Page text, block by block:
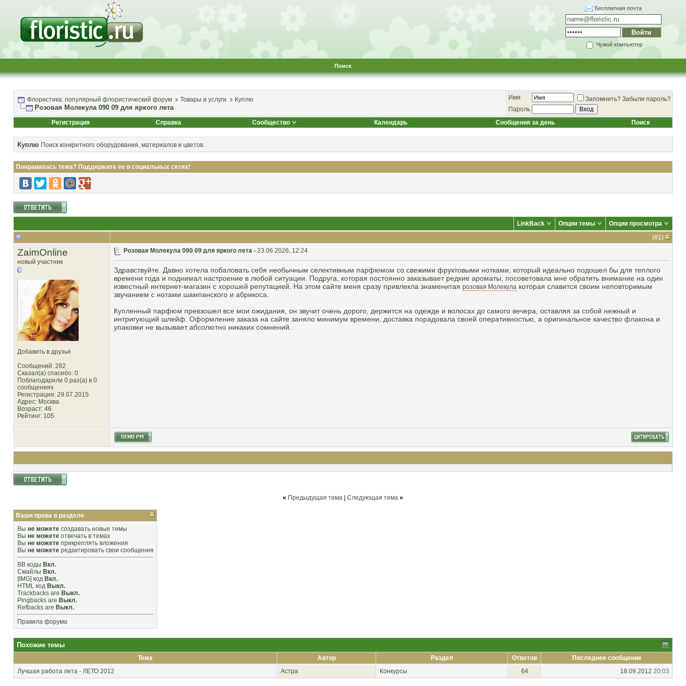
Бесплатная почта
Чужой компьютер
Поиск
Флористика: популярный флористический форум Товары и услуги Куплю
Розовая Молекула 090 09 для яркого лета
Имя Запомнить? Забыли пароль?
Пароль
Регистрация
Справка Сообщество Календарь Сообщения за день Поиск
Куплю Поиск конкретного оборудования, материалов и цветов.
Понравилась тема? Поддержите ее в социальных сетях!
LinkBack Опции темы
Опции просмотра
(#1)
ZaimOnline
новый участник
Добавить в друзья
Сообщений: 282
Сказал(а) спасибо: 0
Поблагодарили 0 раз(а) в 0
сообщениях
Регистрация: 29.07.2015
Адрес: Москва
Возраст: 46
Рейтинг: 105
Розовая Молекула 090 09 для яркого лета - 23.06.2026, 12:24
Здравствуйте. Давно хотела побаловать себя необычным селективным парфюмом со свежими фруктовыми нотками, который идеально подошел бы для теплого
времени года и поднимал настроение в любой ситуации. Подруга, которая постоянно заказывает редкие ароматы, посоветовала мне обратить внимание на один
известный интернет-магазин с хорошей репутацией. На этом сайте меня сразу привлекла знаменитая розовая Молекула которая славится своим неповторимым
звучанием с нотами шампанского и абрикоса.
Купленный парфюм превзошел все мои ожидания, он звучит очень дорого, держится на одежде и волосах до самого вечера, оставляя за собой нежный и
интригующий шлейф. Оформление заказа на сайте заняло минимум времени, доставка порадовала своей оперативностью, а оригинальное качество флакона и
упаковки не вызывает абсолютно никаких сомнений.
« Предыдущая тема Следующая тема »
Ваши права в разделе
Вы не можете создавать новые темы
Вы не можете отвечать в темах
Вы не можете прикреплять вложения
Вы не можете редактировать свои сообщения
BB коды Вкл.
Смайлы Вкл.
[IMG] код Вкл.
HTML код Выкл.
Trackbacks are Выкл.
Pingbacks are Выкл.
Refbacks are Выкл.
Правила форума
Похожие темы
Тема Автор Раздел Ответов
Последнее сообщение
Лучшая работа лета - ЛЕТО 2012
Астра Конкурсы 64 18.09.2012 20:03